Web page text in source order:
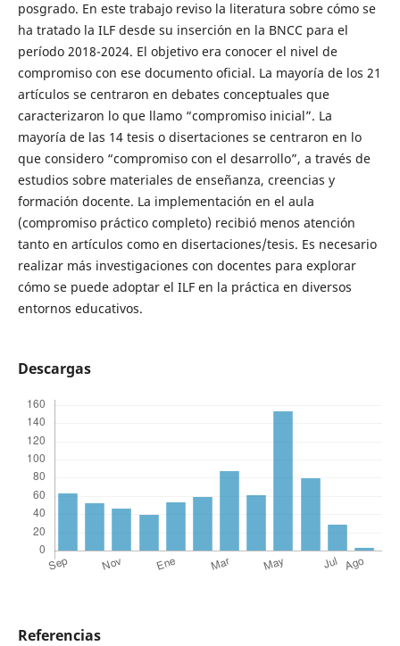
posgrado. En este trabajo reviso la literatura sobre cómo se
ha tratado la ILF desde su inserción en la BNCC para el
período 2018-2024. El objetivo era conocer el nivel de
compromiso con ese documento oficial. La mayoría de los 21
artículos se centraron en debates conceptuales que
caracterizaron lo que llamo “compromiso inicial”. La
mayoría de las 14 tesis o disertaciones se centraron en lo
que considero “compromiso con el desarrollo”, a través de
estudios sobre materiales de enseñanza, creencias y
formación docente. La implementación en el aula
(compromiso práctico completo) recibió menos atención
tanto en artículos como en disertaciones/tesis. Es necesario
realizar más investigaciones con docentes para explorar
cómo se puede adoptar el ILF en la práctica en diversos
entornos educativos.
Descargas
Referencias